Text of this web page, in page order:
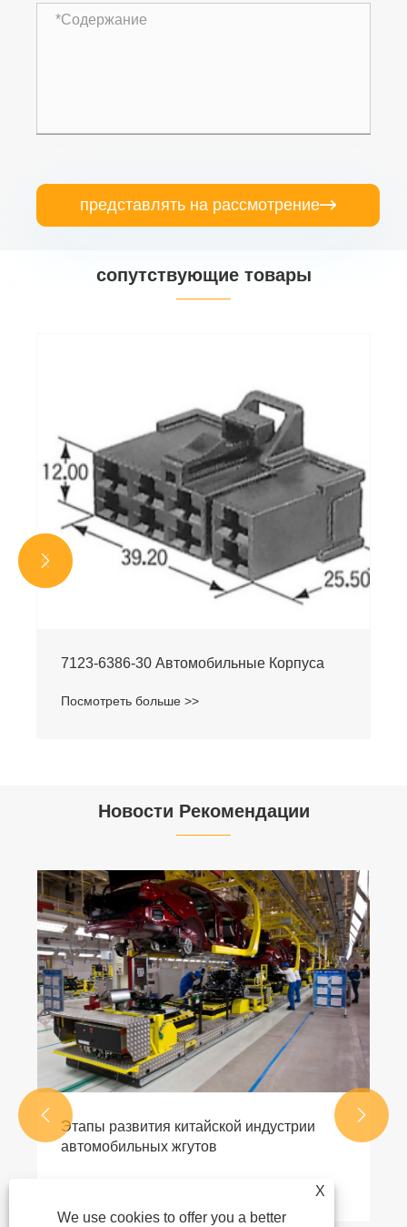
представлять на рассмотрение
сопутствующие товары
7283-5845 Yazaki Автомобильный разъем
Посмотреть больше >>


Новости Рекомендации
Тенденции развития сегмента
Посмотреть больше >>
 
X
We use cookies to offer you a better